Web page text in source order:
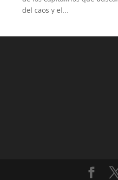
del caos y el...